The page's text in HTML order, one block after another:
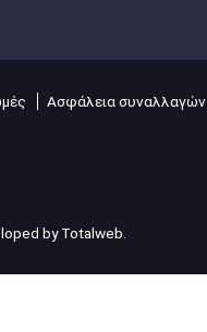
Ασφάλεια συναλλαγών
byTotalweb